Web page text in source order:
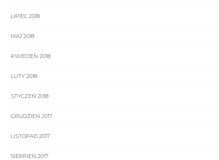
LIPIEC 2018
MAJ 2018
KWIECIEŃ 2018
LUTY 2018
STYCZEŃ 2018
GRUDZIEŃ 2017
LISTOPAD 2017
SIERPIEŃ 2017